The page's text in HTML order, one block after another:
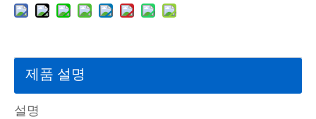
제품 설명
설명